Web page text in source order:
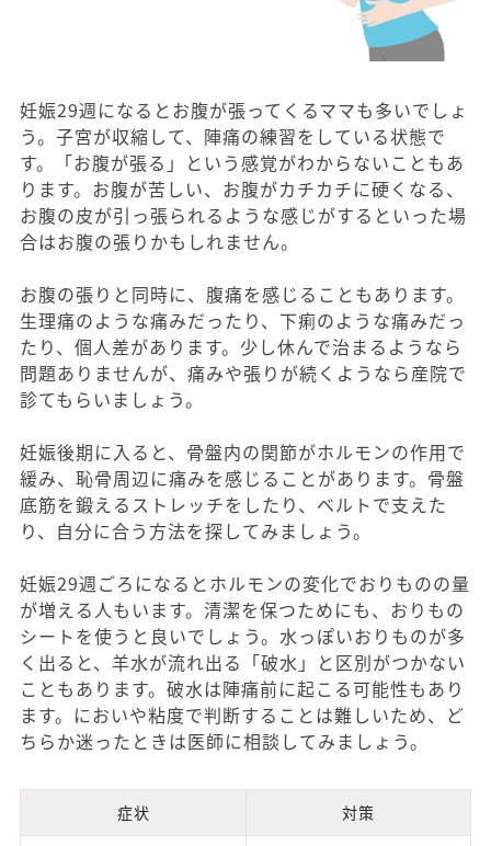
妊娠29週になるとお腹が張ってくるママも多いでしょ
う。子宮が収縮して、陣痛の練習をしている状態で
す。「お腹が張る」という感覚がわからないこともあ
ります。お腹が苦しい、お腹がカチカチに硬くなる、
お腹の皮が引っ張られるような感じがするといった場
合はお腹の張りかもしれません。
お腹の張りと同時に、腹痛を感じることもあります。
生理痛のような痛みだったり、下痢のような痛みだっ
たり、個人差があります。少し休んで治まるようなら
問題ありませんが、痛みや張りが続くようなら産院で
診てもらいましょう。
妊娠後期に入ると、骨盤内の関節がホルモンの作用で
緩み、恥骨周辺に痛みを感じることがあります。骨盤
底筋を鍛えるストレッチをしたり、ベルトで支えた
り、自分に合う方法を探してみましょう。
妊娠29週ごろになるとホルモンの変化でおりものの量
が増える人もいます。清潔を保つためにも、おりもの
シートを使うと良いでしょう。水っぽいおりものが多
く出ると、羊水が流れ出る「破水」と区別がつかない
こともあります。破水は陣痛前に起こる可能性もあり
ます。においや粘度で判断することは難しいため、ど
ちらか迷ったときは医師に相談してみましょう。
症状 対策